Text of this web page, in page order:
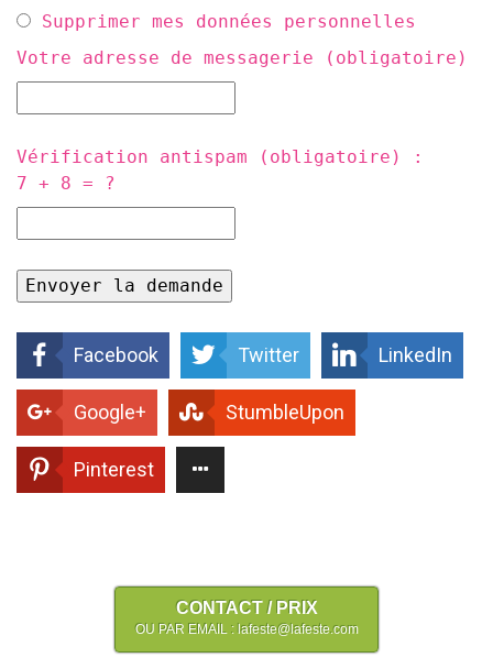
Supprimer mes données personnelles
Votre adresse de messagerie (obligatoire)
Vérification antispam (obligatoire) :
7 + 8 = ?
Facebook Twitter LinkedIn
Google+ StumbleUpon
Pinterest
CONTACT / PRIX
OU PAR EMAIL : lafeste@lafeste.com